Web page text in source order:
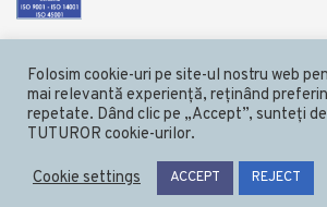
© 2020 Administrația Bazinală de Apă
Termeni şi condiţii
Confidentialitate/
Folosim cookie-uri pe site-ul nostru web
mai relevantă experiență, reținând
repetate. Dând clic pe „Accept”, sunteți
TUTUROR cookie-urilor.
Cookie settings ACCEPT REJECT